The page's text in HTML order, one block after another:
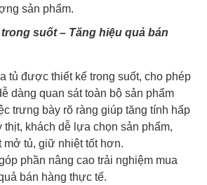
sản phẩm.
suốt – Tăng hiệu quả bán
tủ được thiết kế trong suốt, cho phép
dàng quan sát toàn bộ sản phẩm
trưng bày rõ ràng giúp tăng tính hấp
thịt, khách dễ lựa chọn sản phẩm,
mở tủ, giữ nhiệt tốt hơn.
phần nâng cao trải nghiệm mua
bán hàng thực tế.